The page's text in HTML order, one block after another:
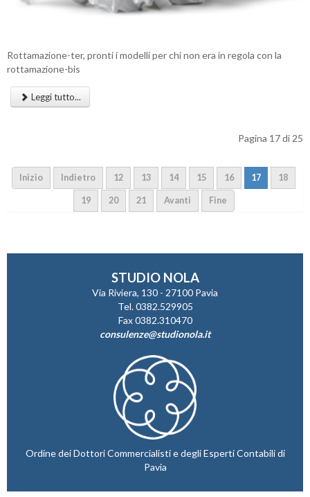
Rottamazione-ter, pronti i modelli per chi non era in regola con la
rottamazione-bis
Leggi tutto...
Pagina 17 di 25
Inizio Indietro 12 13 14 15 16 17 18
19 20 21 Avanti Fine
STUDIO NOLA
Via Riviera, 130 - 27100 Pavia
Tel. 0382.529905
Fax 0382.310470
consulenze@studionola.it
Ordine dei Dottori Commercialisti e degli Esperti Contabili di
Pavia